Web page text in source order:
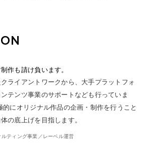
作も請け負います。
ライアントワークから、大手プラットフォ
テンツ事業のサポートなども行っていま
にオリジナル作品の企画・制作を行うこと
の底上げを目指します。
ティング事業／レーベル運営